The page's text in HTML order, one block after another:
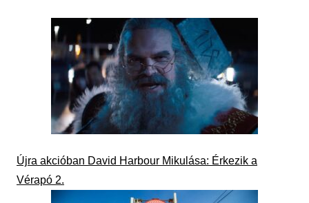
Újra akcióban David Harbour Mikulása: Érkezik a
Vérapó 2.